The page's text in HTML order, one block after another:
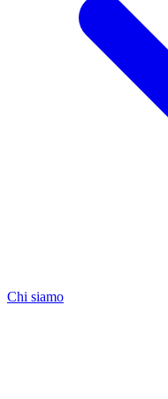
Chi siamo